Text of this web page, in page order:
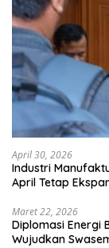
April 30, 2026
Industri
April Tetap
Maret 22, 2026
Diplomasi Energi
Wujudkan